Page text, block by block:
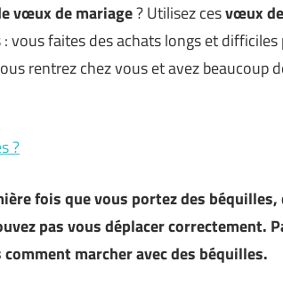
vœux de mariage? Utilisez cesvœux
vous faites des achats longs et
rentrez chez vous et avez beaucoup
?
fois que vous portez des béquilles,
pas vous déplacer correctement.
marcher avec des béquilles.